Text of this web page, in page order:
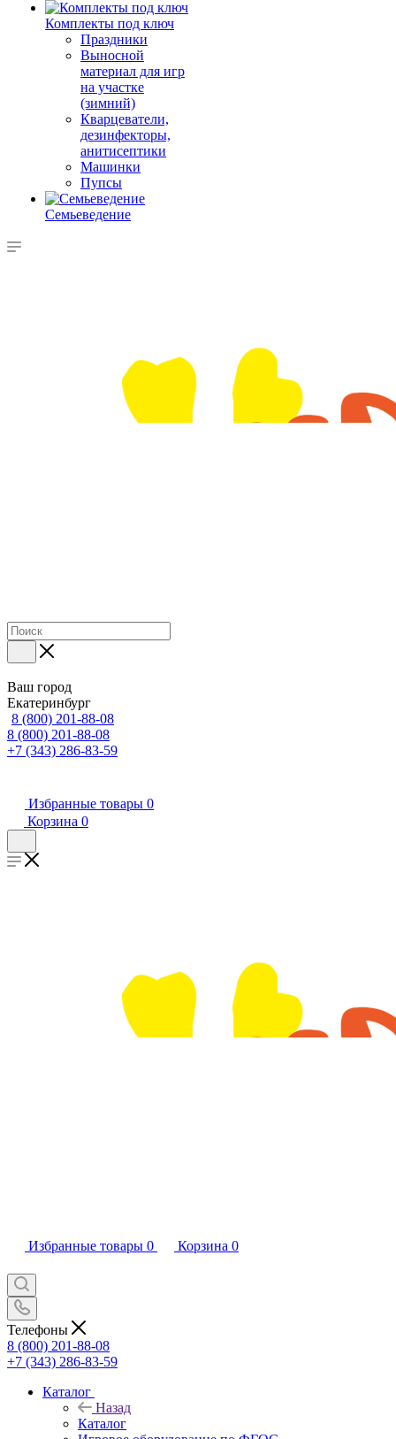
Комплекты под ключ
Праздники
Выносной
материал для игр
на участке
(зимний)
Кварцеватели,
дезинфекторы,
анитисептики
Машинки
Пупсы
Семьеведение
Ваш город
Екатеринбург
8 (800) 201-88-08
8 (800) 201-88-08
+7 (343) 286-83-59
Избранные товары 0
Корзина 0
Избранные товары 0 Корзина 0
Телефоны
8 (800) 201-88-08
+7 (343) 286-83-59
Каталог
Назад
Каталог